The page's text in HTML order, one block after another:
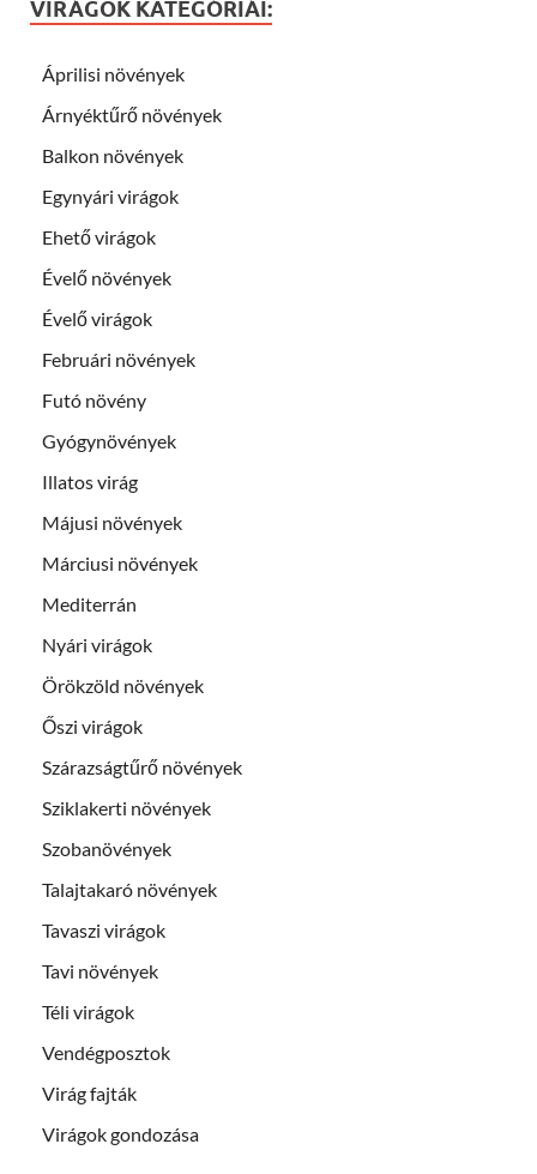
VIRÁGOK KATEGÓRIÁI:
Áprilisi növények
Árnyéktűrő növények
Balkon növények
Egynyári virágok
Ehető virágok
Évelő növények
Évelő virágok
Februári növények
Futó növény
Gyógynövények
Illatos virág
Májusi növények
Márciusi növények
Mediterrán
Nyári virágok
Örökzöld növények
Őszi virágok
Szárazságtűrő növények
Sziklakerti növények
Szobanövények
Talajtakaró növények
Tavaszi virágok
Tavi növények
Téli virágok
Vendégposztok
Virág fajták
Virágok gondozása